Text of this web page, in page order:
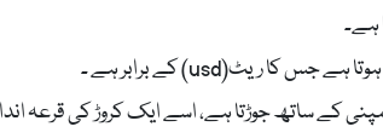
ہے۔
جو بندہ، 20 لوگوں کو کمپنی کے ساتھ جوڑتا ہے، اسے ایک کروڑ